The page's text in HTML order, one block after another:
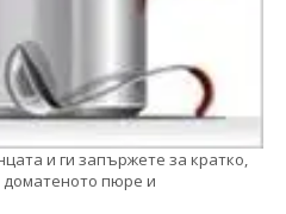
и ги запържете за кратко,
доматеното пюре и